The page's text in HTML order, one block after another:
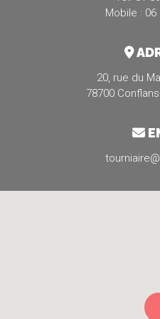
Mobile : 06
20, rue du
78700